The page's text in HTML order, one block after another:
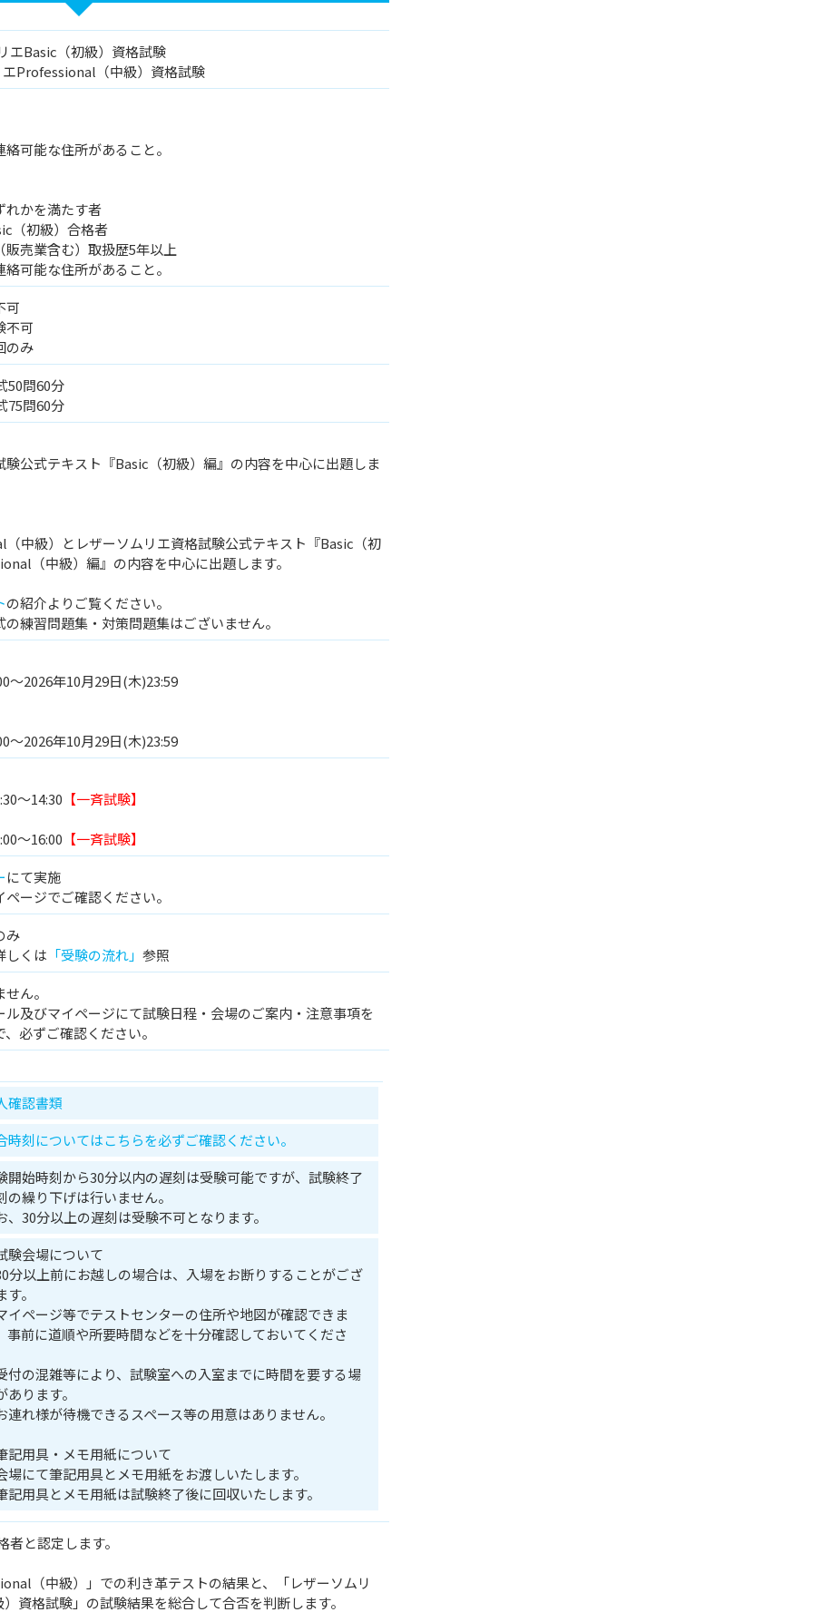
エBasic（初級）資格試験
Professional（中級）資格試験
可能な住所があること。
かを満たす者
（初級）合格者
売業含む）取扱歴5年以上
可能な住所があること。
可
不可
のみ
50問60分
75問60分
公式テキスト『Basic（初級）編』の内容を中心に出題しま
中級）とレザーソムリエ資格試験公式テキスト『Basic（初
（中級）編』の内容を中心に出題します。
の紹介よりご覧ください。
練習問題集・対策問題集はございません。
～2026年10月29日(木)23:59
～2026年10月29日(木)23:59
～14:30 【一斉試験】
～16:00 【一斉試験】
にて実施
ージでご確認ください。
み
しくは 「受験の流れ」 参照
ん。
及びマイページにて試験日程・会場のご案内・注意事項を
必ずご確認ください。
確認書類
時刻についてはこちらを必ずご確認ください。
開始時刻から30分以内の遅刻は受験可能ですが、試験終了
の繰り下げは行いません。
、30分以上の遅刻は受験不可となります。
会場について
分以上前にお越しの場合は、入場をお断りすることがござ
す。
イページ等でテストセンターの住所や地図が確認できま
事前に道順や所要時間などを十分確認しておいてくださ
付の混雑等により、試験室への入室までに時間を要する場
あります。
連れ様が待機できるスペース等の用意はありません。
用具・メモ用紙について
場にて筆記用具とメモ用紙をお渡しいたします。
記用具とメモ用紙は試験終了後に回収いたします。
と認定します。
（中級）」での利き革テストの結果と、「レザーソムリ
資格試験」の試験結果を総合して合否を判断します。